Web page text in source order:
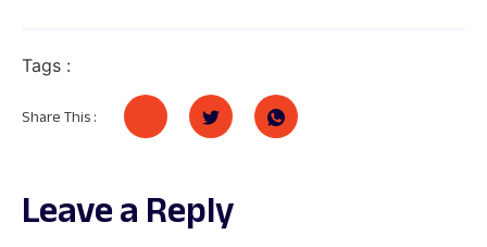
Tags :
Share This :
Leave a Reply